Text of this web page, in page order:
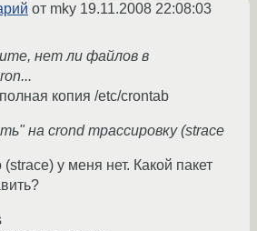
от mky 19.11.2008 22:08:03
нет ли файлов в
копия /etc/crontab
на crond трассировку (strace
(strace) у меня нет. Какой пакет